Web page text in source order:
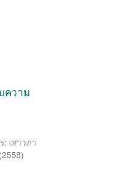
ความ
; เสาวภา
(2558)